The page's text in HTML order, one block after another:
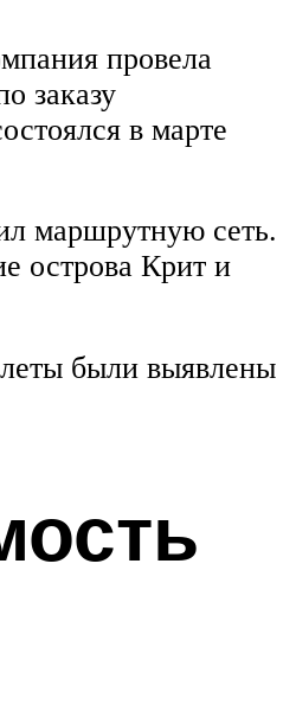
провела
заказу
в марте
маршрутную сеть.
острова Крит и
были выявлены